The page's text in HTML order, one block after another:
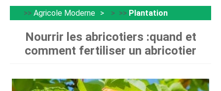
>> Agricole Moderne > >> Plantation
Nourrir les abricotiers :quand et
comment fertiliser un abricotier